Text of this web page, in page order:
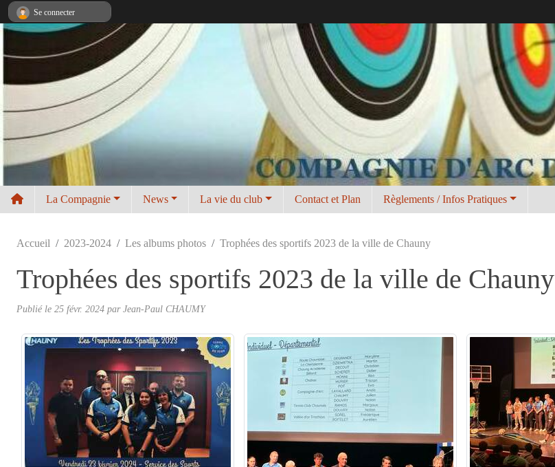
La Compagnie News La vie du club Contact et Plan Règlements / Infos Pratiques
Accueil 2023-2024 Les albums photos Trophées des sportifs 2023 de la ville de Chauny
Trophées des sportifs 2023 de la ville de Chauny
Publié le 25 févr. 2024 parJean-Paul CHAUMY
Se connecter
Panneau de gestion des cookies